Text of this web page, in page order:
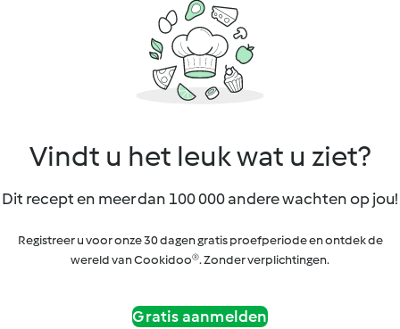
Vindt u het leuk wat u ziet?
Dit recept en meer dan 100 000 andere wachten op jou!
Registreer u voor onze 30 dagen gratis proefperiode en ontdek de
wereld van Cookidoo®. Zonder verplichtingen.
Gratis aanmelden